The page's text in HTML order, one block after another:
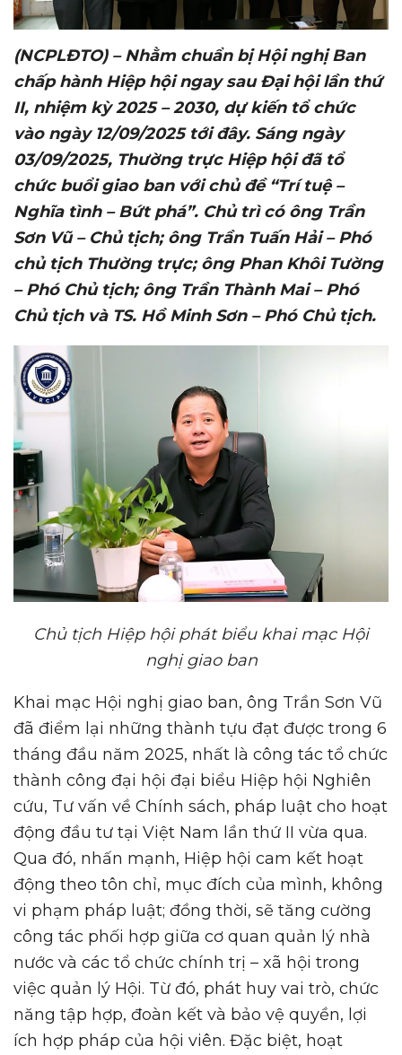
(NCPLĐTO) – Nhằm chuẩn bị Hội nghị Ban
chấp hành Hiệp hội ngay sau Đại hội lần thứ
II, nhiệm kỳ 2025 – 2030, dự kiến tổ chức
vào ngày 12/09/2025 tới đây. Sáng ngày
03/09/2025, Thường trực Hiệp hội đã tổ
chức buổi giao ban với chủ đề “Trí tuệ –
Nghĩa tình – Bứt phá”. Chủ trì có ông Trần
Sơn Vũ – Chủ tịch; ông Trần Tuấn Hải – Phó
chủ tịch Thường trực; ông Phan Khôi Tường
– Phó Chủ tịch; ông Trần Thành Mai – Phó
Chủ tịch và TS. Hồ Minh Sơn – Phó Chủ tịch.
Chủ tịch Hiệp hội phát biểu khai mạc Hội
nghị giao ban
Khai mạc Hội nghị giao ban, ông Trần Sơn Vũ
đã điểm lại những thành tựu đạt được trong 6
tháng đầu năm 2025, nhất là công tác tổ chức
thành công đại hội đại biểu Hiệp hội Nghiên
cứu, Tư vấn về Chính sách, pháp luật cho hoạt
động đầu tư tại Việt Nam lần thứ II vừa qua.
Qua đó, nhấn mạnh, Hiệp hội cam kết hoạt
động theo tôn chỉ, mục đích của mình, không
vi phạm pháp luật; đồng thời, sẽ tăng cường
công tác phối hợp giữa cơ quan quản lý nhà
nước và các tổ chức chính trị – xã hội trong
việc quản lý Hội. Từ đó, phát huy vai trò, chức
năng tập hợp, đoàn kết và bảo vệ quyền, lợi
ích hợp pháp của hội viên. Đặc biệt, hoạt